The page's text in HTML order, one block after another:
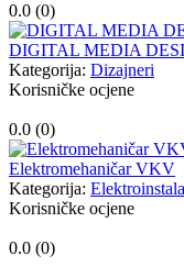
0.0 (0)
DIGITAL MEDIA
Kategorija: Dizajneri
Korisničke ocjene
0.0 (0)
Elektromehaničar VKV
Kategorija:
Korisničke ocjene
0.0 (0)